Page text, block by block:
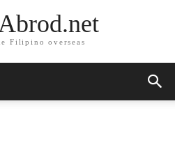
Filipino overseas